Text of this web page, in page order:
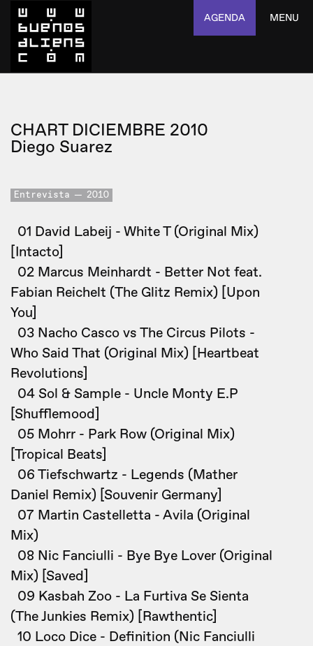
AGENDA MENU
CHART DICIEMBRE 2010
Diego Suarez
Entrevista 2010
01 David Labeij - White T (Original Mix)
[Intacto]
02 Marcus Meinhardt - Better Not feat.
Fabian Reichelt (The Glitz Remix) [Upon
You]
03 Nacho Casco vs The Circus Pilots -
Who Said That (Original Mix) [Heartbeat
Revolutions]
04 Sol & Sample - Uncle Monty E.P
[Shufflemood]
05 Mohrr - Park Row (Original Mix)
[Tropical Beats]
06 Tiefschwartz - Legends (Mather
Daniel Remix) [Souvenir Germany]
07 Martin Castelletta - Avila (Original
Mix)
08 Nic Fanciulli - Bye Bye Lover (Original
Mix) [Saved]
09 Kasbah Zoo - La Furtiva Se Sienta
(The Junkies Remix) [Rawthentic]
10 Loco Dice - Definition (Nic Fanciulli